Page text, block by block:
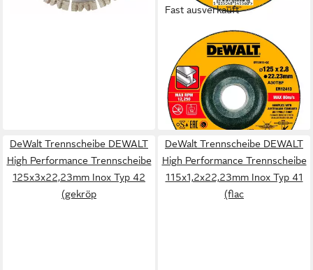
Fast ausverkauft
DEWALT
Trennscheibe DEWALT High
Performance Trennscheibe
Metall gekröpft 125x2,8mm
13,39 €
lieferbar - in 3-4 Werktagen bei dir
DeWalt Trennscheibe DEWALT
High Performance Trennscheibe
125x3x22,23mm Inox Typ 42
(gekröp
DeWalt Trennscheibe DEWALT
High Performance Trennscheibe
115x1,2x22,23mm Inox Typ 41
(flac